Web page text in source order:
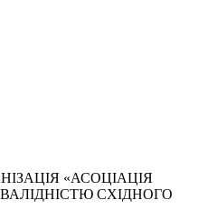
«АСОЦІАЦІЯ
СХІДНОГО